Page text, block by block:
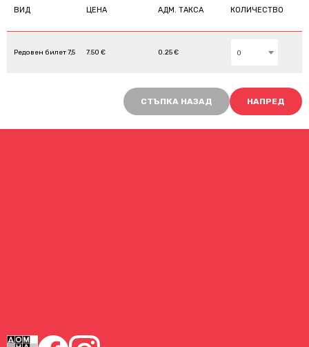
ВИД ЦЕНА АДМ. ТАКСА КОЛИЧЕСТВО
Редовен билет 7,5 7.50 € 0.25 € 0
СТЪПКА НАЗАД НАПРЕД